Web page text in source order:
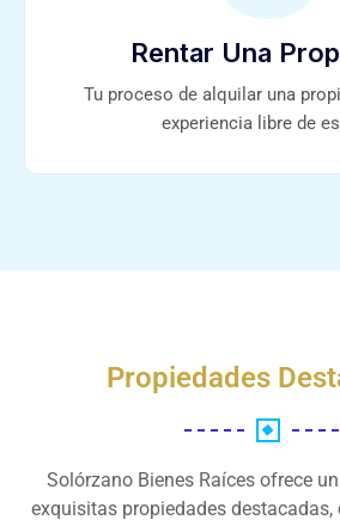
Rentar Una
Tu proceso de alquilar una
experiencia libre de
Propiedades
Solórzano Bienes Raíces ofrece
exquisitas propiedades